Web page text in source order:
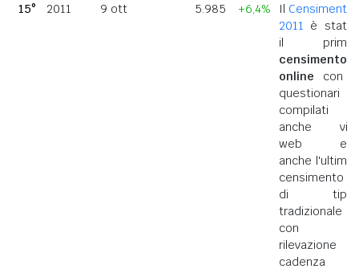
15°
2011 9 ott 5.985 +6,4% Il Censimento
2011 è stato
il primo
censimento
online con i
questionari
compilati
anche via
web ed
anche l'ultimo
censimento
di tipo
tradizionale
con
rilevazione a
cadenza